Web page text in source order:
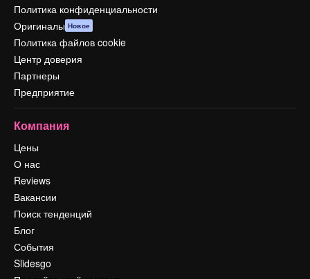
Политика конфиденциальности
Оригиналы Новое
Политика файлов cookie
Центр доверия
Партнеры
Предприятие
Компания
Цены
О нас
Reviews
Вакансии
Поиск тенденций
Блог
События
Slidesgo